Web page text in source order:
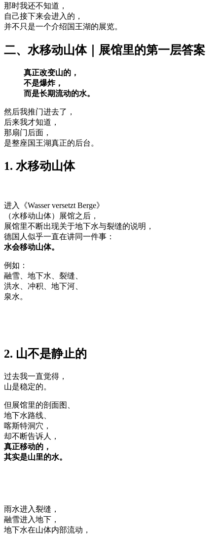
那时我还不知道，
自己接下来会进入的，
并不只是一个介绍国王湖的展览。
二、水移动山体｜展馆里的第一层答案
真正改变山的，
不是爆炸，
而是长期流动的水。
然后我推门进去了，
后来我才知道，
那扇门后面，
是整座国王湖真正的后台。
1. 水移动山体
进入《Wasser versetzt Berge》
（水移动山体）展馆之后，
展馆里不断出现关于地下水与裂缝的说明，
德国人似乎一直在讲同一件事：
水会移动山体。
例如：
融雪、地下水、裂缝、
洪水、冲积、地下河、
泉水。
2. 山不是静止的
过去我一直觉得，
山是稳定的。
但展馆里的剖面图、
地下水路线、
喀斯特洞穴，
却不断告诉人，
真正移动的，
其实是山里的水。
雨水进入裂缝，
融雪进入地下，
地下水在山体内部流动，